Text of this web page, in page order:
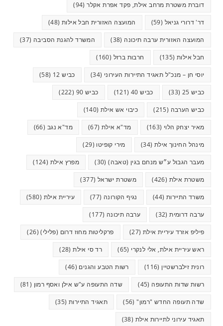
דוברת משטרת מרחב אילת, פקד אפרת אקלר(94)
דר' דרורי גניאל (59) המועצה האזורית חבל אילות (48)
המועצה האזורית ערבה תיכונה (38) המשרד להגנת הסביבה (37)
חבל אילות (135) חרבות ברזל (160)
יוסי חן – מנכ"ל תאגיד התיירות העירוני (34) כביש 12 (58)
כביש 25 (33) כביש 40 (121) כביש 90 (222)
כביש הערבה (215) כיבוי אש אילת (140)
מאיר יצחק הלוי (163) מד"א אילת (67) מד"א נגב (66)
מינהל החינוך אילת (34) מירי קופיטו (29)
מעבר הגבול ע״ש מנחם בגין (טאבה)(30) מפרץ אילת (124)
משטרת אילת (426) משטרת ישראל (377)
משרד התיירות (44) נגיף הקורונה (77) עיריית אילת (580)
ערבה דרומית(32) ערבה תיכונה (177)
פיליפ אזרד עיריית אילת (27) פרקליטות מחוז דרום (פלילי)(26)
ראש עיריית אילת, אלי לנקרי (65) רד סי אילת(28)
רונית זילברשטיין (116) רשות הטבע והגנים (46)
רשות שדות התעופה (45) שדה התעופה ע"ש אילן ואסף רמון (81)
שדה תעופה החדש "רמון"(56) תאגיד התיירות (35)
תאגיד עירוני לתיירות אילת (38)